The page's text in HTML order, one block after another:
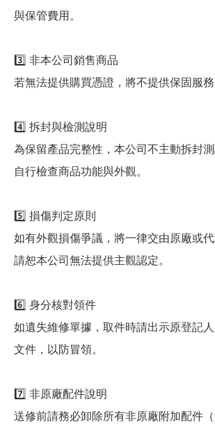
與保管費用。
3️⃣ 非本公司銷售商品
若無法提供購買憑證，將不提供保固服務
4️⃣ 拆封與檢測說明
為保留產品完整性，本公司不主動拆封
自行檢查商品功能與外觀。
5️⃣ 損傷判定原則
如有外觀損傷爭議，將一律交由原廠或代
請恕本公司無法提供主觀認定。
6️⃣ 身分核對領件
如遺失維修單據，取件時請出示原登記
文件，以防冒領。
7️⃣ 非原廠配件說明
送修前請務必卸除所有非原廠附加配件